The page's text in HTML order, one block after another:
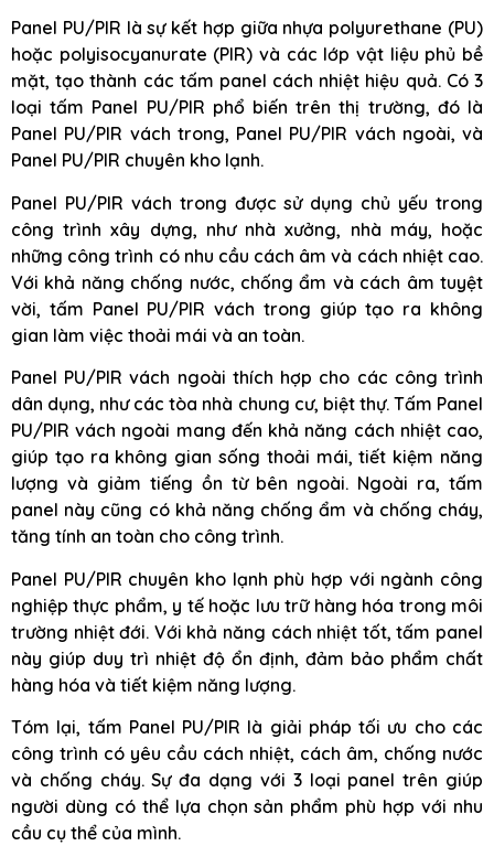
Panel PU/PIR là sự kết hợp giữa nhựa polyurethane (PU)
hoặc polyisocyanurate (PIR) và các lớp vật liệu phủ bề
mặt, tạo thành các tấm panel cách nhiệt hiệu quả. Có 3
loại tấm Panel PU/PIR phổ biến trên thị trường, đó là
Panel PU/PIR vách trong, Panel PU/PIR vách ngoài, và
Panel PU/PIR chuyên kho lạnh.
Panel PU/PIR vách trong được sử dụng chủ yếu trong
công trình xây dựng, như nhà xưởng, nhà máy, hoặc
những công trình có nhu cầu cách âm và cách nhiệt cao.
Với khả năng chống nước, chống ẩm và cách âm tuyệt
vời, tấm Panel PU/PIR vách trong giúp tạo ra không
gian làm việc thoải mái và an toàn.
Panel PU/PIR vách ngoài thích hợp cho các công trình
dân dụng, như các tòa nhà chung cư, biệt thự. Tấm Panel
PU/PIR vách ngoài mang đến khả năng cách nhiệt cao,
giúp tạo ra không gian sống thoải mái, tiết kiệm năng
lượng và giảm tiếng ồn từ bên ngoài. Ngoài ra, tấm
panel này cũng có khả năng chống ẩm và chống cháy,
tăng tính an toàn cho công trình.
Panel PU/PIR chuyên kho lạnh phù hợp với ngành công
nghiệp thực phẩm, y tế hoặc lưu trữ hàng hóa trong môi
trường nhiệt đới. Với khả năng cách nhiệt tốt, tấm panel
này giúp duy trì nhiệt độ ổn định, đảm bảo phẩm chất
hàng hóa và tiết kiệm năng lượng.
Tóm lại, tấm Panel PU/PIR là giải pháp tối ưu cho các
công trình có yêu cầu cách nhiệt, cách âm, chống nước
và chống cháy. Sự đa dạng với 3 loại panel trên giúp
người dùng có thể lựa chọn sản phẩm phù hợp với nhu
cầu cụ thể của mình.